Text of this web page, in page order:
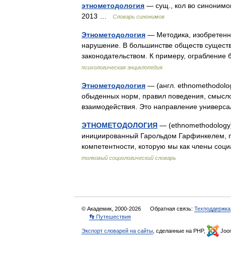
этнометодология — сущ., кол во
2013 …
Словарь синонимов
Этнометодология — Методика,
нарушение. В большинстве обществ
законодательством. К примеру,
психологическая энциклопедия
Этнометодология — (англ.
обыденных норм, правил поведения,
взаимодействия. Это направление
ЭТНОМЕТОДОЛОГИЯ —
инициированный Гарольдом Гарфинкелем,
компетентности, которую мы как члены
толковый социологический словарь
© Академик, 2000-2026 Обратная связь: Техподдержка
👣 Путешествия
Экспорт словарей на сайты , сделанные на PHP,